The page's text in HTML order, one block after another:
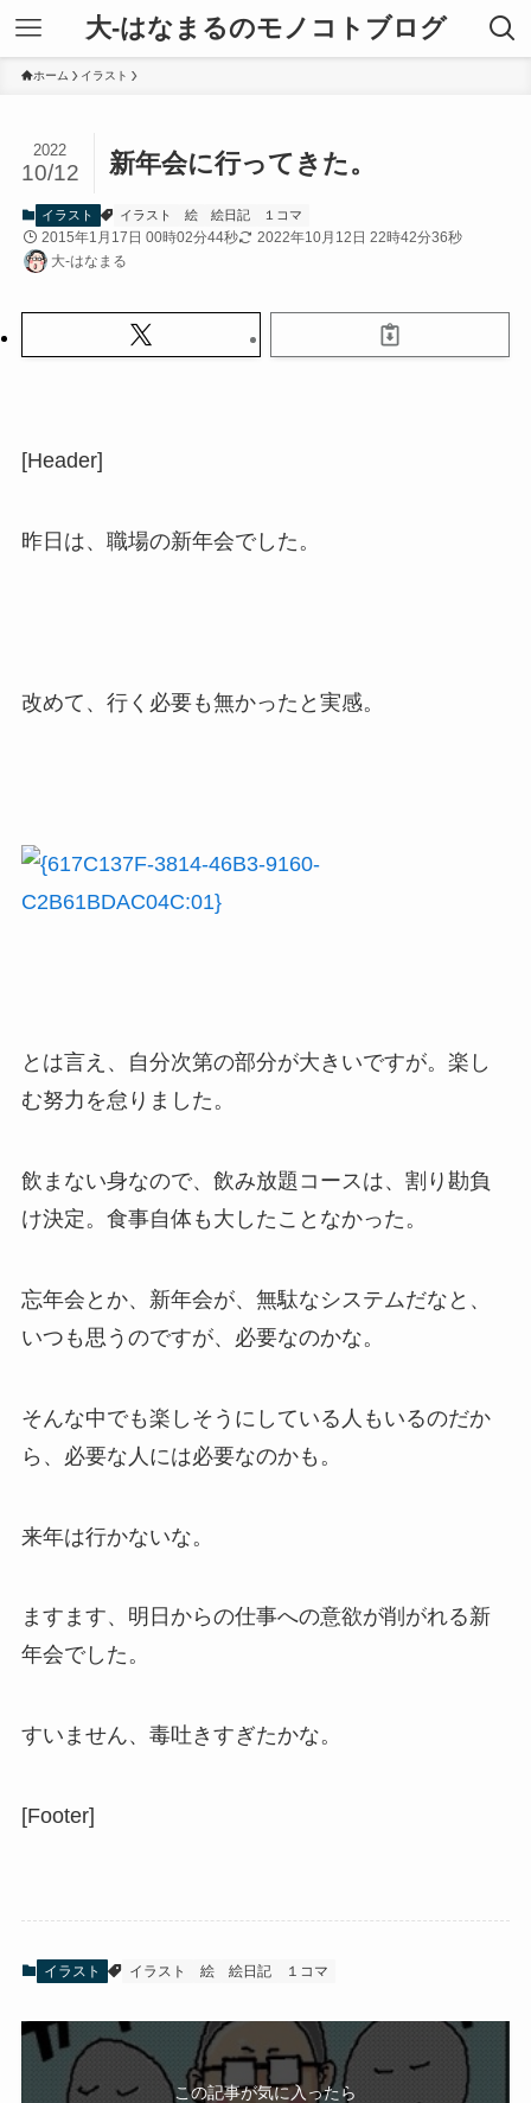
大-はなまるのモノコトブログ
ホーム イラスト
新年会に行ってきた。
2022
10/12
イラスト イラスト 絵 絵日記 １コマ
2015年1月17日 00時02分44秒
2022年10月12日 22時42分36秒
大-はなまる
[Header]
昨日は、職場の新年会でした。
改めて、行く必要も無かったと実感。
とは言え、自分次第の部分が大きいですが。楽し
む努力を怠りました。
飲まない身なので、飲み放題コースは、割り勘負
け決定。食事自体も大したことなかった。
忘年会とか、新年会が、無駄なシステムだなと、
いつも思うのですが、必要なのかな。
そんな中でも楽しそうにしている人もいるのだか
ら、必要な人には必要なのかも。
来年は行かないな。
ますます、明日からの仕事への意欲が削がれる新
年会でした。
すいません、毒吐きすぎたかな。
[Footer]
イラスト イラスト 絵 絵日記 １コマ
この記事が気に入ったら